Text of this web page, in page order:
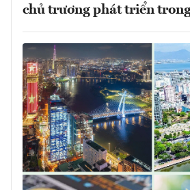
chủ trương phát triển